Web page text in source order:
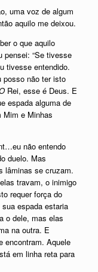
uma voz de algum
aquilo me deixou.
o que aquilo
pensei: “Se tivesse
tivesse entendido.
posso não ter isto
Rei, esse é Deus. E
espada alguma de
Mim e Minhas
não entendo
duelo. Mas
lâminas se cruzam.
travam, o inimigo
requer força do
espada estaria
o dele, mas elas
na outra. E
encontram. Aquele
em linha reta para